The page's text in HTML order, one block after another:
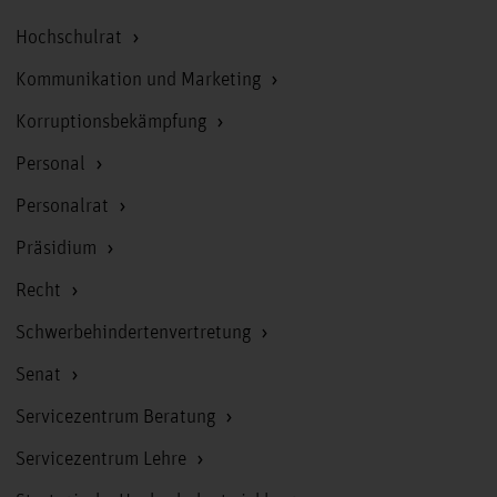
Hochschulrat
Kommunikation und Marketing
Korruptionsbekämpfung
Personal
Personalrat
Präsidium
Recht
Schwerbehindertenvertretung
Senat
Servicezentrum Beratung
Servicezentrum Lehre